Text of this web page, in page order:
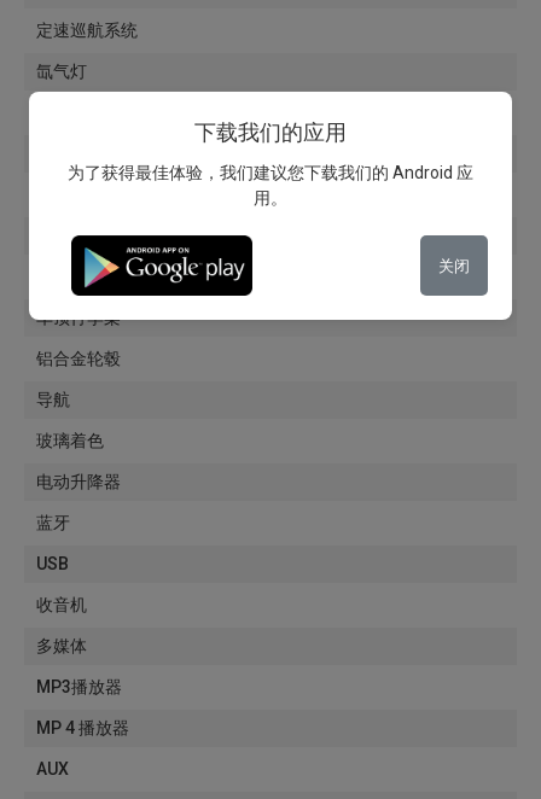
定速巡航系统
氙气灯
雨量传感器
笔记本电脑
车顶行李架
铝合金轮毂
导航
玻璃着色
电动升降器
蓝牙
USB
收音机
多媒体
MP3播放器
MP 4 播放器
AUX
下载我们的应用
为了获得最佳体验，我们建议您下载我们的 Android 应
用。
关闭